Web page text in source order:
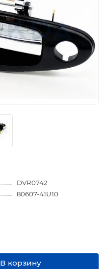
DVR0742
80607-41U10
В корзину